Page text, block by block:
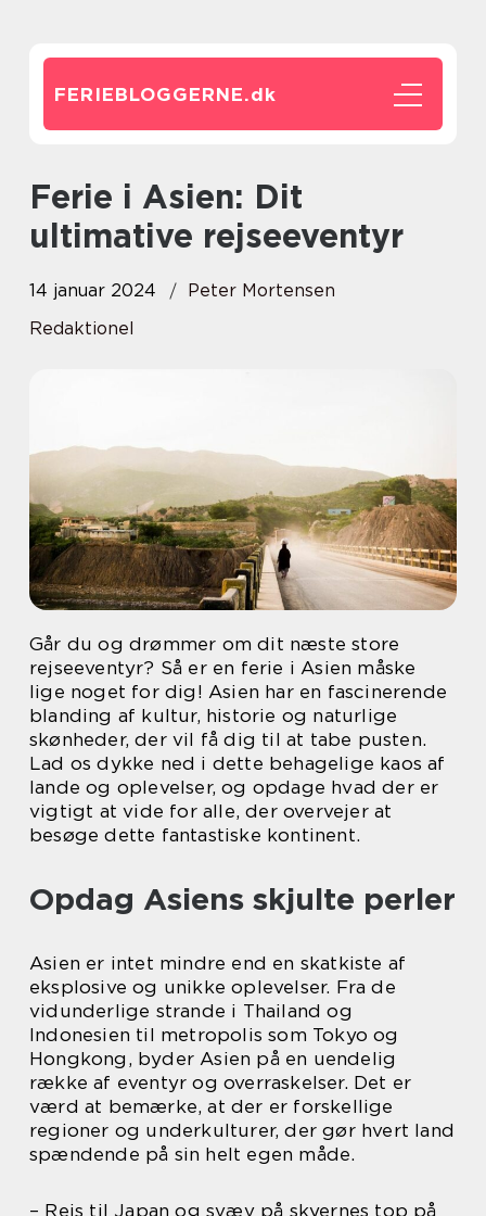
FERIEBLOGGERNE.dk
Ferie i Asien: Dit
ultimative rejseeventyr
14 januar 2024
Peter Mortensen
Redaktionel
Går du og drømmer om dit næste store
rejseeventyr? Så er en ferie i Asien måske
lige noget for dig! Asien har en fascinerende
blanding af kultur, historie og naturlige
skønheder, der vil få dig til at tabe pusten.
Lad os dykke ned i dette behagelige kaos af
lande og oplevelser, og opdage hvad der er
vigtigt at vide for alle, der overvejer at
besøge dette fantastiske kontinent.
Opdag Asiens skjulte perler
Asien er intet mindre end en skatkiste af
eksplosive og unikke oplevelser. Fra de
vidunderlige strande i Thailand og
Indonesien til metropolis som Tokyo og
Hongkong, byder Asien på en uendelig
række af eventyr og overraskelser. Det er
værd at bemærke, at der er forskellige
regioner og underkulturer, der gør hvert land
spændende på sin helt egen måde.
– Rejs til Japan og svæv på skyernes top på